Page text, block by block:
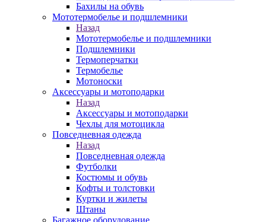
Бахилы на обувь
Мототермобелье и подшлемники
Назад
Мототермобелье и подшлемники
Подшлемники
Термоперчатки
Термобелье
Мотоноски
Аксессуары и мотоподарки
Назад
Аксессуары и мотоподарки
Чехлы для мотоцикла
Повседневная одежда
Назад
Повседневная одежда
Футболки
Костюмы и обувь
Кофты и толстовки
Куртки и жилеты
Штаны
Багажное оборудование